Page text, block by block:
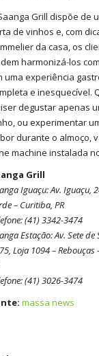
Grill dispõe de
de vinhos e, com
da casa, os
harmonizá-los
uma experiência
e inesquecível.
degustar apenas
ou experimentar
durante o almoço,
machine instalada
Grill
Iguaçu: Av. Iguaçu,
– Curitiba, PR
(41) 3342-3474
Estação: Av. Sete de
Loja 1094 – Rebouças
(41) 3026-3474
massa news